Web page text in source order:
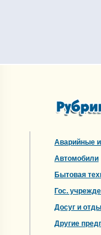
Аварийные
Автомобили
Бытовая
Гос.
Досуг и
Другие